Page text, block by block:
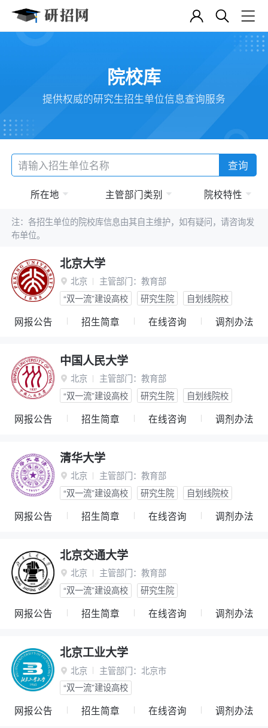
院校库
提供权威的研究生招生单位信息查询服务
查询
所在地 主管部门类别 院校特性
注：各招生单位的院校库信息由其自主维护，如有疑问，请咨询发
布单位。
北京大学
 北京 主管部门： 教育部
“双一流”建设高校
研究生院 自划线院校
网报公告 招生简章 在线咨询 调剂办法
中国人民大学
 北京 主管部门： 教育部
“双一流”建设高校
研究生院 自划线院校
网报公告 招生简章 在线咨询 调剂办法
清华大学
 北京 主管部门： 教育部
“双一流”建设高校
研究生院 自划线院校
网报公告 招生简章 在线咨询 调剂办法
北京交通大学
 北京 主管部门： 教育部
“双一流”建设高校
研究生院
网报公告 招生简章 在线咨询 调剂办法
北京工业大学
 北京 主管部门： 北京市
“双一流”建设高校
网报公告 招生简章 在线咨询 调剂办法